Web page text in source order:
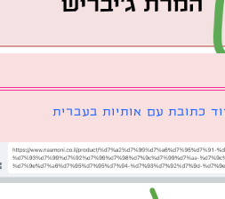
עם אותיות בעברית